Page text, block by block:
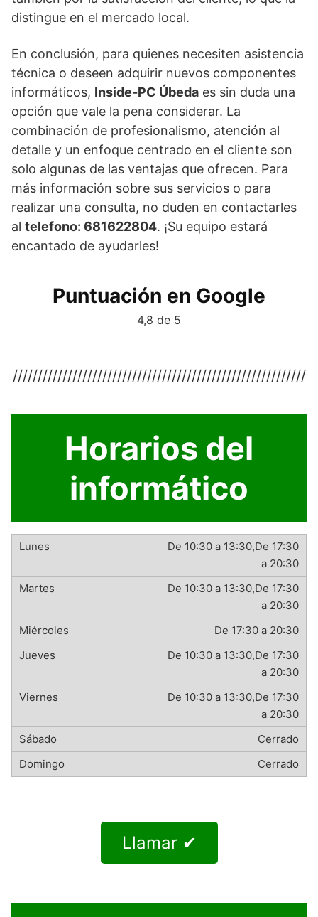
distingue en el mercado local.
En conclusión, para quienes necesiten asistencia
técnica o deseen adquirir nuevos componentes
informáticos, Inside-PC Úbeda es sin duda una
opción que vale la pena considerar. La
combinación de profesionalismo, atención al
detalle y un enfoque centrado en el cliente son
solo algunas de las ventajas que ofrecen. Para
más información sobre sus servicios o para
realizar una consulta, no duden en contactarles
al telefono: 681622804. ¡Su equipo estará
encantado de ayudarles!
Puntuación en Google
4,8 de 5
///////////////////////////////////////////////////////////
Horarios del
informático
De 10:30 a 13:30,De 17:30
a 20:30
De 10:30 a 13:30,De 17:30
a 20:30
De 17:30 a 20:30
De 10:30 a 13:30,De 17:30
a 20:30
De 10:30 a 13:30,De 17:30
a 20:30
Cerrado
Cerrado
Llamar ✔